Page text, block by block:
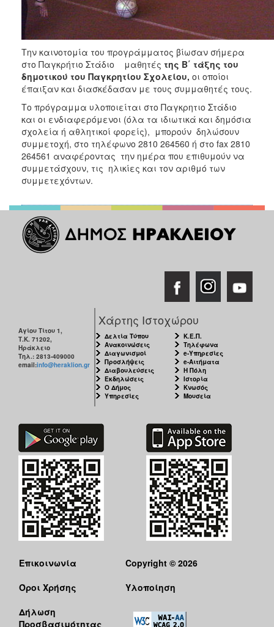
Την καινοτομία του προγράμματος βίωσαν σήμερα
στο Παγκρήτιο Στάδιο μαθητές της Β΄ τάξης του
δημοτικού του Παγκρητίου Σχολείου, οι οποίοι
έπαιξαν και διασκέδασαν με τους συμμαθητές τους.
Το πρόγραμμα υλοποιείται στο Παγκρητιο Στάδιο
και οι ενδιαφερόμενοι (όλα τα ιδιωτικά και δημόσια
σχολεία ή αθλητικοί φορείς), μπορούν δηλώσουν
συμμετοχή, στο τηλέφωνο 2810 264560 ή στο fax 2810
264561 αναφέροντας την ημέρα που επιθυμούν να
συμμετάσχουν, τις ηλικίες και τον αριθμό των
συμμετεχόντων.
Αγίου Τίτου 1,
Τ.Κ. 71202,
Ηράκλειο
Τηλ.: 2813-409000
email:info@heraklion.gr
Χάρτης Ιστοχώρου
Δελτία Τύπου
Ανακοινώσεις
Διαγωνισμοί
Προσλήψεις
Διαβουλεύσεις
Εκδηλώσεις
Ο Δήμος
Υπηρεσίες
Κ.Ε.Π.
Τηλέφωνα
e-Υπηρεσίες
e-Αιτήματα
Η Πόλη
Ιστορία
Κνωσός
Μουσεία
Επικοινωνία
Όροι Χρήσης
Δήλωση
Προσβασιμότητας
Copyright © 2026
Υλοποίηση